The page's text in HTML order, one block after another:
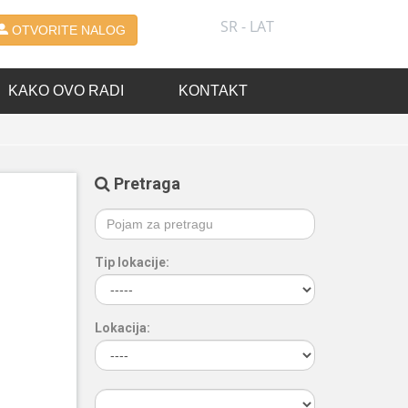
OTVORITE NALOG SR - LAT
KAKO OVO RADI KONTAKT
Pretraga
Tip lokacije:
Lokacija: